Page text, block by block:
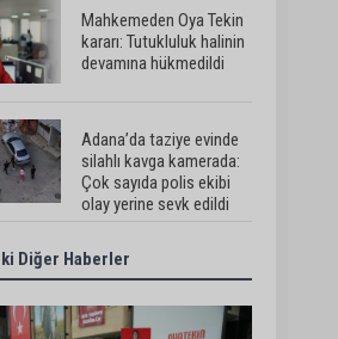
Mahkemeden Oya Tekin
kararı: Tutukluluk halinin
devamına hükmedildi
Adana’da taziye evinde
silahlı kavga kamerada:
Çok sayıda polis ekibi
olay yerine sevk edildi
Adana’da parktaki OED
cihazını çalan şüpheli
tutuklandı
Diğer Haberler